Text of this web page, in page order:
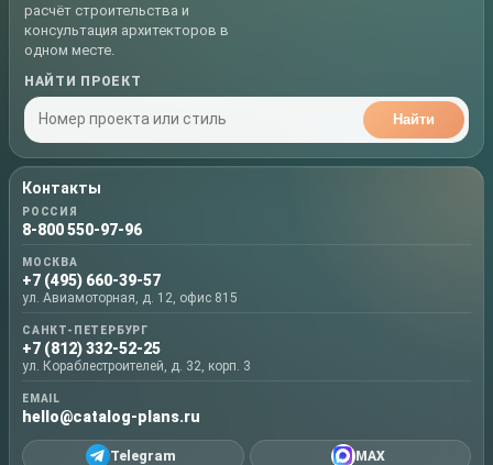
расчёт строительства и
консультация архитекторов в
одном месте.
НАЙТИ ПРОЕКТ
Найти
Контакты
РОССИЯ
8-800 550-97-96
МОСКВА
+7 (495) 660-39-57
ул. Авиамоторная, д. 12, офис 815
САНКТ-ПЕТЕРБУРГ
+7 (812) 332-52-25
ул. Кораблестроителей, д. 32, корп. 3
EMAIL
hello@catalog-plans.ru
Telegram MAX